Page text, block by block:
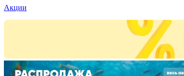
Акции